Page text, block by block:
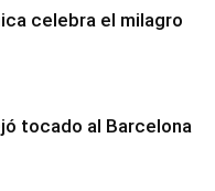
celebra el milagro
tocado al Barcelona